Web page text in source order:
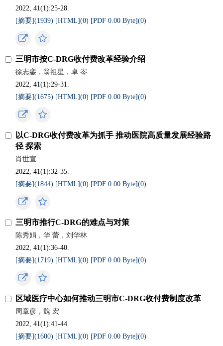
2022, 41(1):25-28.
[摘要](1939) [HTML](0) [PDF 0.00 Byte](0)
三明市按C-DRG收付费改革经验介绍
徐志銮，翁祖星，卓 岑
2022, 41(1):29-31.
[摘要](1675) [HTML](0) [PDF 0.00 Byte](0)
以C-DRG收付费改革为抓手 推动医院高质量发展经验路
径 探索
肖世宣
2022, 41(1):32-35.
[摘要](1844) [HTML](0) [PDF 0.00 Byte](0)
三明市推行C-DRG的难点与对策
陈秀娟，华 蕾，刘华林
2022, 41(1):36-40.
[摘要](1719) [HTML](0) [PDF 0.00 Byte](0)
区域医疗中心如何推动三明市C-DRG收付费制度改革
周章彦，魏 宏
2022, 41(1):41-44.
[摘要](1600) [HTML](0) [PDF 0.00 Byte](0)